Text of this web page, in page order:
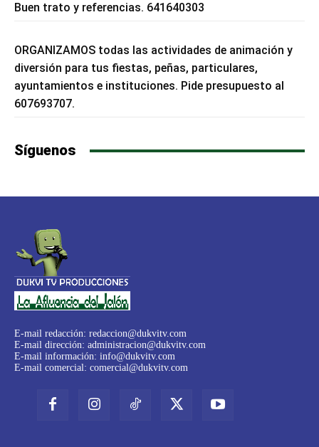
Buen trato y referencias. 641640303
ORGANIZAMOS todas las actividades de animación y
diversión para tus fiestas, peñas, particulares,
ayuntamientos e instituciones. Pide presupuesto al
607693707.
Síguenos
E-mail redacción: redaccion@dukvitv.com
E-mail dirección: administracion@dukvitv.com
E-mail información: info@dukvitv.com
E-mail comercial: comercial@dukvitv.com